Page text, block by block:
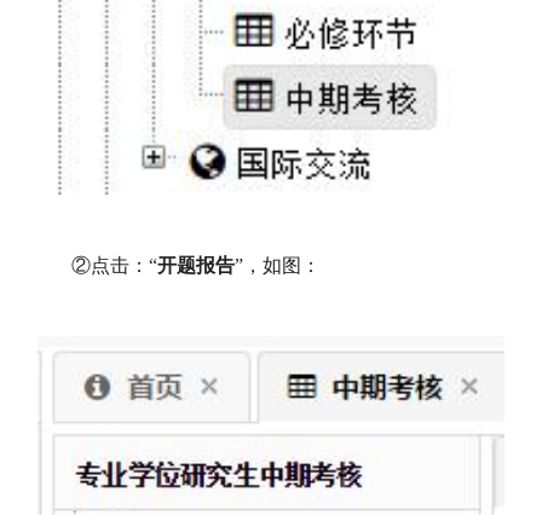
②点击：“开题报告”，如图：